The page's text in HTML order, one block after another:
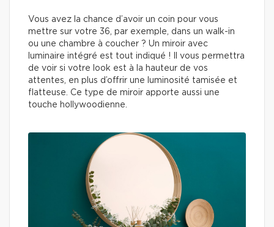
Vous avez la chance d’avoir un coin pour vous
mettre sur votre 36, par exemple, dans un walk-in
ou une chambre à coucher ? Un miroir avec
luminaire intégré est tout indiqué ! Il vous permettra
de voir si votre look est à la hauteur de vos
attentes, en plus d’offrir une luminosité tamisée et
flatteuse. Ce type de miroir apporte aussi une
touche hollywoodienne.